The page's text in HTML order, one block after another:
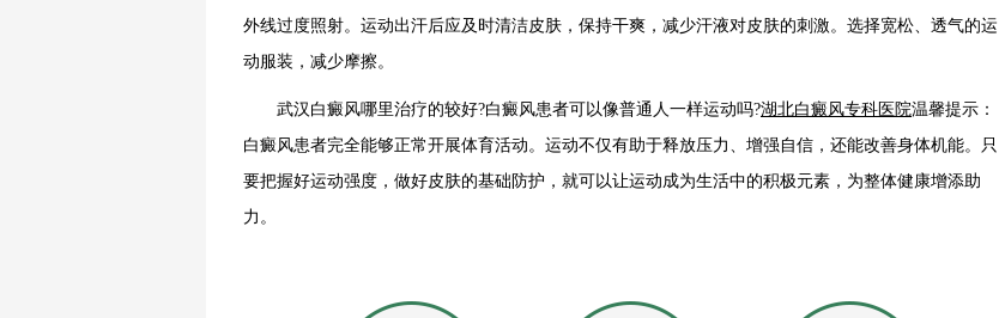
外线过度照射。运动出汗后应及时清洁皮肤，保持干爽，减少汗液对皮肤的刺激。选择宽松、透气的运
动服装，减少摩擦。
武汉白癜风哪里治疗的较好?白癜风患者可以像普通人一样运动吗?湖北白癜风专科医院温馨提示：
白癜风患者完全能够正常开展体育活动。运动不仅有助于释放压力、增强自信，还能改善身体机能。只
要把握好运动强度，做好皮肤的基础防护，就可以让运动成为生活中的积极元素，为整体健康增添助
力。